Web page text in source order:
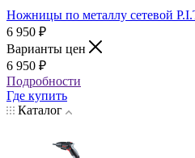
Ножницы по металлу сетевой
6 950 ₽
Варианты цен
6 950 ₽
Подробности
Где купить
Каталог